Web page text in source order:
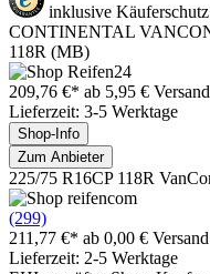
inklusive Käuferschutz
CONTINENTAL
118R (MB)
209,76 €* ab 5,95 € Versand
Lieferzeit: 3-5 Werktage
Shop-Info
Zum Anbieter
225/75 R16CP 118R
(299)
211,77 €* ab 0,00 € Versand
Lieferzeit: 2-5 Werktage